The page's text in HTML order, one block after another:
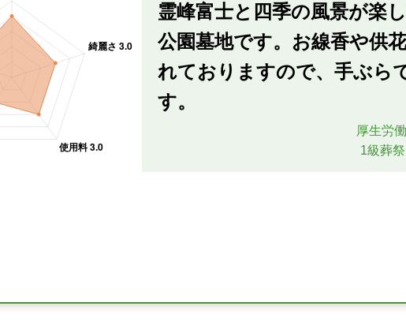
霊峰富士と四季の風景が楽
公園墓地です。お線香や供
れておりますので、手ぶら
す。
厚生労
1級葬